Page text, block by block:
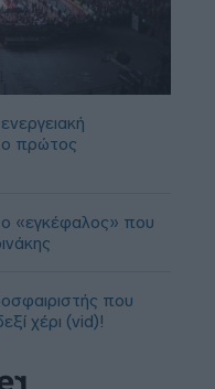
ο πρώτος
ο «εγκέφαλος» που
που
χέρι (vid)!